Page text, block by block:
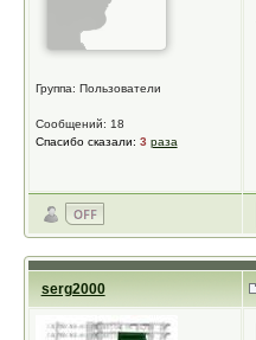
Группа: Пользователи
Сообщений: 18
Спасибо сказали: 3 раза
serg2000